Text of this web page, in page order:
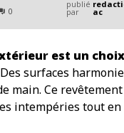
0
publié
par ac
est un
Des surfaces
main. Ce
intempéries tout